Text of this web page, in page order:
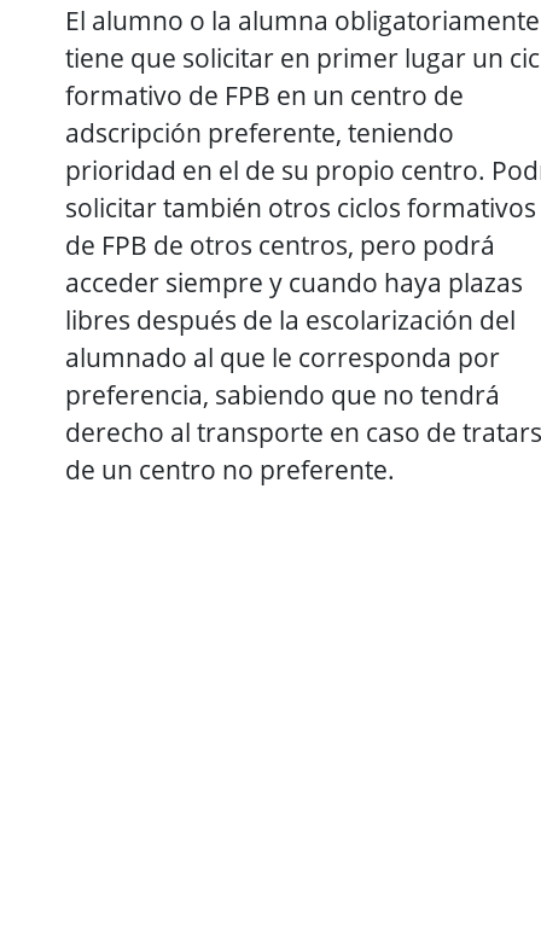
El alumno o la alumna obligatoriamente
tiene que solicitar en primer lugar un
formativo de FPB en un centro de
adscripción preferente, teniendo
prioridad en el de su propio centro.
solicitar también otros ciclos formativos
de FPB de otros centros, pero podrá
acceder siempre y cuando haya plazas
libres después de la escolarización del
alumnado al que le corresponda por
preferencia, sabiendo que no tendrá
derecho al transporte en caso de
de un centro no preferente.